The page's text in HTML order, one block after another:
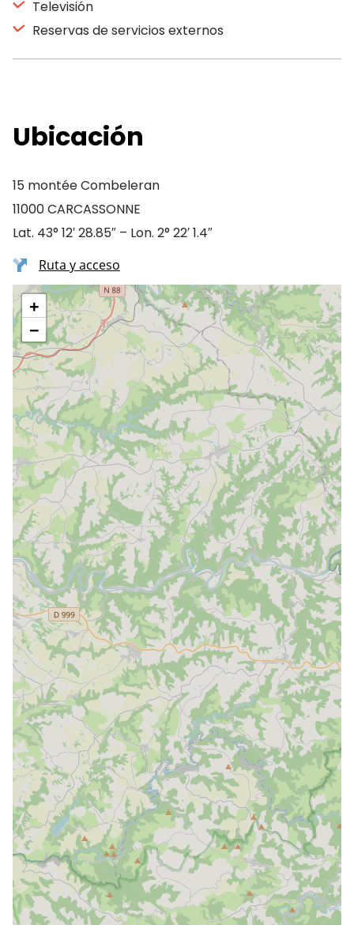
Televisión
Reservas de servicios externos
Ubicación
15 montée Combeleran
11000 CARCASSONNE
Lat. 43° 12′ 28.85″ – Lon. 2° 22′ 1.4″
Ruta y acceso
+
−